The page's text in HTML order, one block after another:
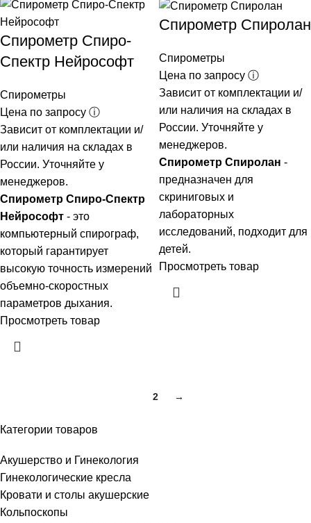
Категории товаров
Акушерство и Гинекология
Гинекологические кресла
Кровати и столы акушерские
Кольпоскопы
Спирометр Спиро-
Спектр Нейрософт
Спирометры
Цена по запросу ⓘ
Зависит от комплектации и/
или наличия на складах в
России. Уточняйте у
менеджеров.
Спирометр Спиро-Спектр
Нейрософт - это
компьютерный спирограф,
который гарантирует
высокую точность измерений
объемно-скоростных
параметров дыхания.
Просмотреть товар
Спирометр Спиролан
Спирометры
Цена по запросу ⓘ
Зависит от комплектации и/
или наличия на складах в
России. Уточняйте у
менеджеров.
Спирометр Спиролан -
предназначен для
скриниговых и
лабораторных
исследований, подходит для
детей.
Просмотреть товар
2 →